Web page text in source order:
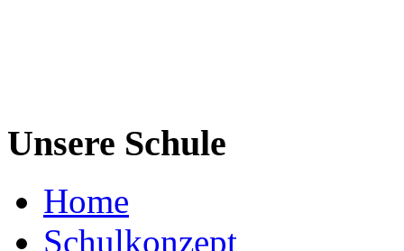
Unsere Schule
Home
Schulkonzept